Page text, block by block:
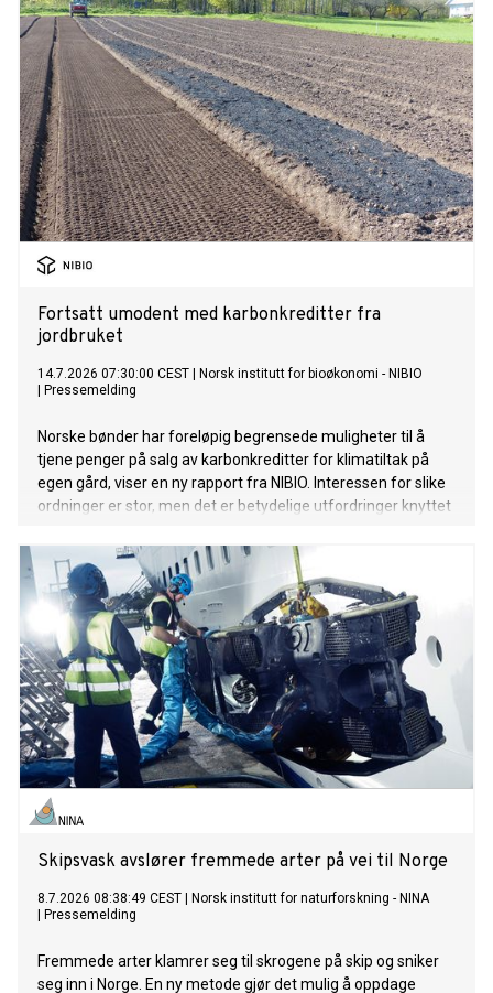
Lighthouse maintenance vessels. These are the first two
vessels VARD has signed of its kind. The value of the
contract exceeds 220 mill. euros.
Fortsatt umodent med karbonkreditter fra
jordbruket
14.7.2026 07:30:00 CEST
Norsk institutt for bioøkonomi - NIBIO
Pressemelding
Norske bønder har foreløpig begrensede muligheter til å
tjene penger på salg av karbonkreditter for klimatiltak på
egen gård, viser en ny rapport fra NIBIO. Interessen for slike
ordninger er stor, men det er betydelige utfordringer knyttet
Skipsvask avslører fremmede arter på vei til Norge
8.7.2026 08:38:49 CEST
Norsk institutt for naturforskning - NINA
Pressemelding
Fremmede arter klamrer seg til skrogene på skip og sniker
seg inn i Norge. En ny metode gjør det mulig å oppdage